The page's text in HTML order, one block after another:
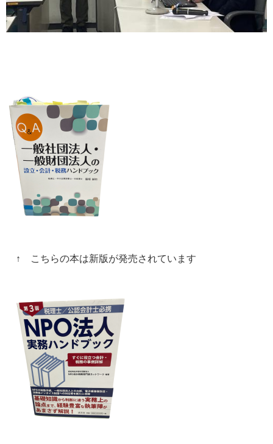
↑ こちらの本は新版が発売されています